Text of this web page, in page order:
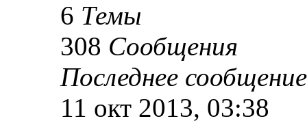
6 Темы
308 Сообщения
Последнее сообщение
11 окт 2013, 03:38